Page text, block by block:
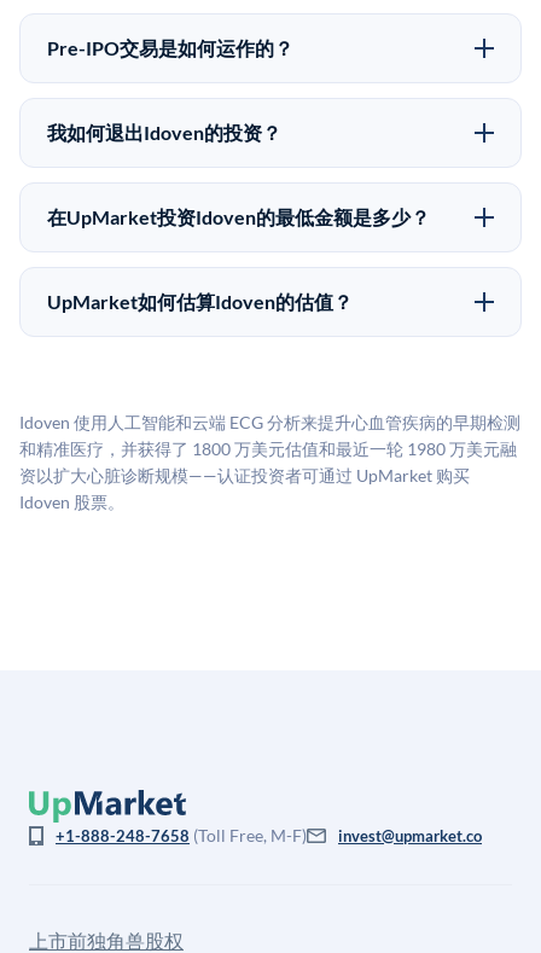
50,000美元。UpMarket是FINRA注册的经纪交易商，
自2019年以来已经纪超过5亿美元的另类投资。
Pre-IPO投资存在重大风险。Idoven的股份流动性低，意
味着没有公开市场可以快速出售。不存在确定的退出时
可能全部损失的准备。私有公司的估值在融资轮次之间
可能大幅波动。投资者应在投资前咨询其财务顾问并审
Pre-IPO交易是如何运作的？
在Pre-IPO交易中，合格投资者通过二级市场平台从现有
股东（如员工、早期投资者或其他持有人）处购买股
为FINRA注册的经纪交易商促成这些交易，代表双方处
理合规、文件和结算事宜。
我如何退出Idoven的投资？
Pre-IPO持股主要有两种退出途径：在二级市场将股份出
售给其他买家，或持有直到公司完成IPO或被收购。两
市场条件。任何退出的时间都是不可预测的，投资者应
做好多年持有的准备。
在UpMarket投资Idoven的最低金额是多少？
UpMarket上大多数Pre-IPO产品的最低投资金额为
50,000美元。具体金额可能因产品和股份供应情况而有
UpMarket如何估算Idoven的估值？
司可比倍数应用私有公司折扣，以反映流动性不足和信
息不对称。此估值不构成投资建议，可能与实际交易价
格存在重大差异。
Idoven 使用人工智能和云端 ECG 分析来提升心血管疾病的早期检测
和精准医疗，并获得了 1800 万美元估值和最近一轮 1980 万美元融
资以扩大心脏诊断规模——认证投资者可通过 UpMarket 购买
Idoven 股票。
+1-888-248-7658 (Toll Free, M-F) invest@upmarket.co
上市前独角兽股权